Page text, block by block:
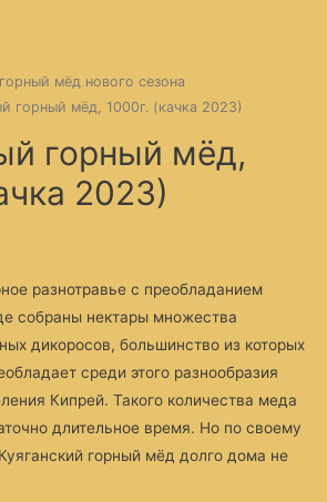
мёд нового сезона
горный мёд, 1000г. (качка 2023)
горный мёд,
2023)
разнотравье с преобладанием
собраны нектары множества
дикоросов, большинство из которых
среди этого разнообразия
Кипрей. Такого количества меда
длительное время. Но по своему
горный мёд долго дома не